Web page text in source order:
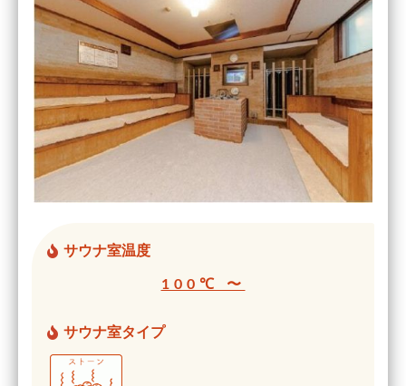
サウナ室温度
100℃ 〜
サウナ室タイプ